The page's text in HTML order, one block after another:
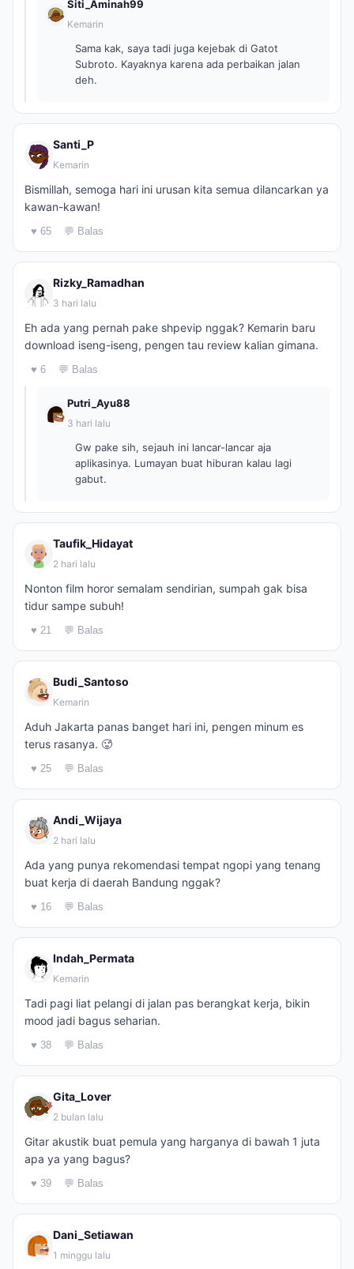
Siti_Aminah99
Kemarin
Sama kak, saya tadi juga kejebak di Gatot
Subroto. Kayaknya karena ada perbaikan jalan
deh.
Santi_P
Kemarin
Bismillah, semoga hari ini urusan kita semua dilancarkan ya
kawan-kawan!
♥ 65 💬 Balas
Rizky_Ramadhan
3 hari lalu
Eh ada yang pernah pake shpevip nggak? Kemarin baru
download iseng-iseng, pengen tau review kalian gimana.
♥ 6 💬 Balas
Putri_Ayu88
3 hari lalu
Gw pake sih, sejauh ini lancar-lancar aja
aplikasinya. Lumayan buat hiburan kalau lagi
gabut.
Taufik_Hidayat
2 hari lalu
Nonton film horor semalam sendirian, sumpah gak bisa
tidur sampe subuh!
♥ 21 💬 Balas
Budi_Santoso
Kemarin
Aduh Jakarta panas banget hari ini, pengen minum es
terus rasanya. 🥵
♥ 25 💬 Balas
Andi_Wijaya
2 hari lalu
Ada yang punya rekomendasi tempat ngopi yang tenang
buat kerja di daerah Bandung nggak?
♥ 16 💬 Balas
Indah_Permata
Kemarin
Tadi pagi liat pelangi di jalan pas berangkat kerja, bikin
mood jadi bagus seharian.
♥ 38 💬 Balas
Gita_Lover
2 bulan lalu
Gitar akustik buat pemula yang harganya di bawah 1 juta
apa ya yang bagus?
♥ 39 💬 Balas
Dani_Setiawan
1 minggu lalu